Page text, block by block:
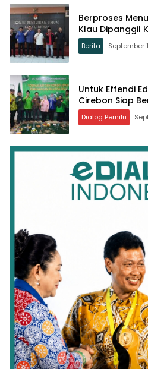
Berproses
Klau Dipanggil
Berita September
Untuk Effendi
Cirebon Siap
Dialog Pemilu